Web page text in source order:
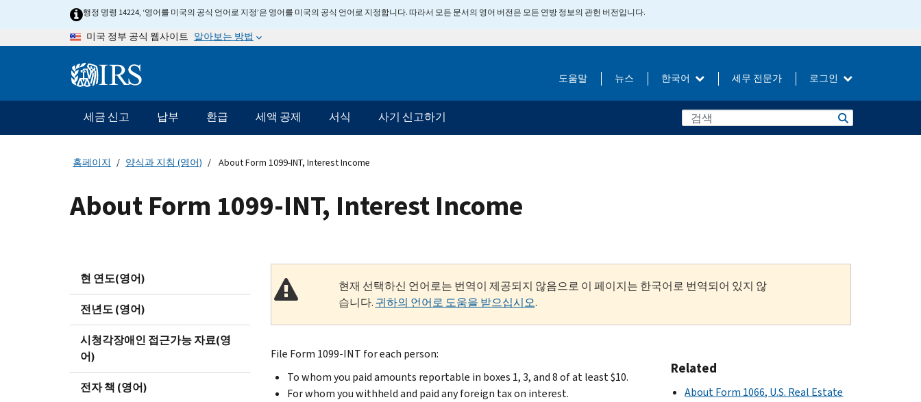
행정 명령 14224, ‘영어를 미국의 공식 언어로 지정’은 영어를 미국의 공식 언어로 지정합니다. 따라서 모든 문서의 영어 버전은 모든 연방 정보의 관헌 버전입니다.
미국 정부 공식 웹사이트 알아보는 방법
Information 도움말 뉴스 한국어 세무 전문가 로그인
메
인
네
게
이
세금 신고 납부 환급 세액 공제 서식 사기 신고하기
홈페이지 양식과 지침 (영어) About Form 1099-INT, Interest Income
About Form 1099-INT, Interest Income
현 연도(영어)
전년도 (영어)
시청각장애인 접근가능 자료(영
어)
전자 책 (영어)
현재 선택하신 언어로는 번역이 제공되지 않음으로 이 페이지는 한국어로 번역되어 있지 않
습니다. 귀하의 언어로 도움을 받으십시오.
File Form 1099-INT for each person:
To whom you paid amounts reportable in boxes 1, 3, and 8 of at least $10.
For whom you withheld and paid any foreign tax on interest.
Related
About Form 1066, U.S. Real Estate